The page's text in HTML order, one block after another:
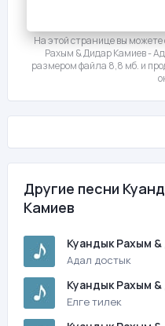
На этой странице вы
Рахым & Дидар Камиев -
размером файла 8,8 мб. и
Другие песни
Камиев
Куандык Рахым
Адал достык
Куандык Рахым
Елге тилек